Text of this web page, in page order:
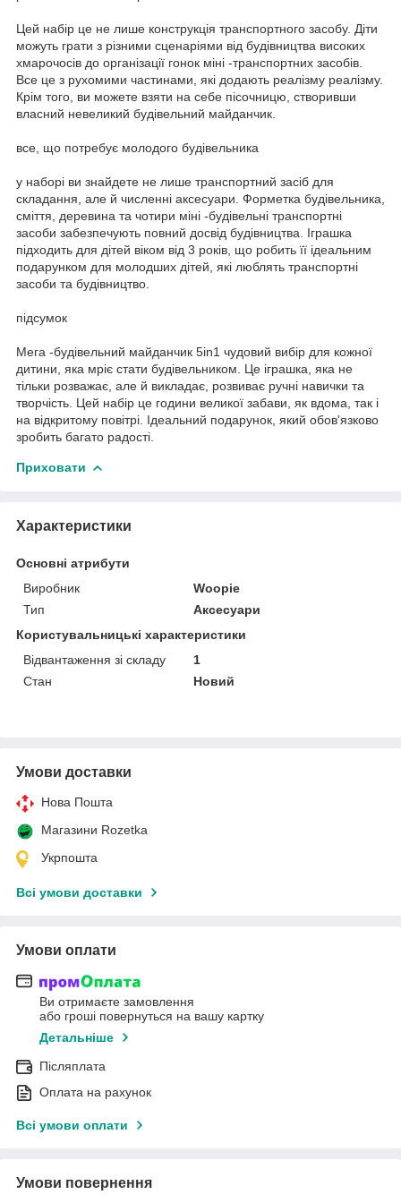
Цей набір це не лише конструкція транспортного засобу. Діти
можуть грати з різними сценаріями від будівництва високих
хмарочосів до організації гонок міні -транспортних засобів.
Все це з рухомими частинами, які додають реалізму реалізму.
Крім того, ви можете взяти на себе пісочницю, створивши
власний невеликий будівельний майданчик.
все, що потребує молодого будівельника
у наборі ви знайдете не лише транспортний засіб для
складання, але й численні аксесуари. Форметка будівельника,
сміття, деревина та чотири міні -будівельні транспортні
засоби забезпечують повний досвід будівництва. Іграшка
підходить для дітей віком від 3 років, що робить її ідеальним
подарунком для молодших дітей, які люблять транспортні
засоби та будівництво.
підсумок
Мега -будівельний майданчик 5in1 чудовий вибір для кожної
дитини, яка мріє стати будівельником. Це іграшка, яка не
тільки розважає, але й викладає, розвиває ручні навички та
творчість. Цей набір це години великої забави, як вдома, так і
на відкритому повітрі. Ідеальний подарунок, який обов'язково
зробить багато радості.
Приховати
Характеристики
Основні атрибути
Виробник
Woopie
Тип
Аксесуари
Користувальницькі характеристики
Відвантаження зі складу
1
Стан
Новий
Умови доставки
Нова Пошта
Магазини Rozetka
Укрпошта
Всі умови доставки
Умови оплати
Ви отримаєте замовлення
або гроші повернуться на вашу картку
Детальніше
Післяплата
Оплата на рахунок
Всі умови оплати
Умови повернення